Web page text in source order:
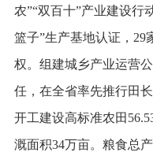
农”“双百十”产业建设行
篮子”生产基地认证，29
权。组建城乡产业运营
任，在全省率先推行田
开工建设高标准农田
溉面积34万亩。粮食总